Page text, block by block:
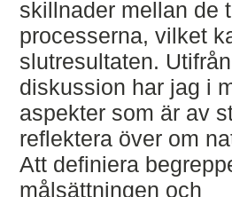
skillnader mellan de
processerna, vilket
slutresultaten.
diskussion har jag i
aspekter som är av
reflektera över om
Att definiera
målsättningen och